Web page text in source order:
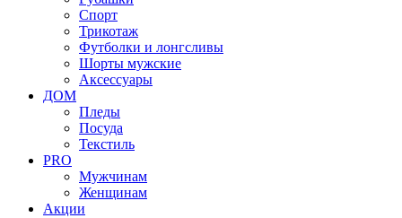
Спорт
Трикотаж
Футболки и лонгсливы
Шорты мужские
Аксессуары
ДОМ
Пледы
Посуда
Текстиль
PRO
Мужчинам
Женщинам
Акции